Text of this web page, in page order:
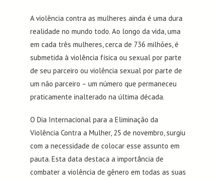
A violência contra as mulheres ainda é uma dura
realidade no mundo todo. Ao longo da vida, uma
em cada três mulheres, cerca de 736 milhões, é
submetida à violência física ou sexual por parte
de seu parceiro ou violência sexual por parte de
um não parceiro – um número que permaneceu
praticamente inalterado na última década.
O Dia Internacional para a Eliminação da
Violência Contra a Mulher, 25 de novembro, surgiu
com a necessidade de colocar esse assunto em
pauta. Esta data destaca a importância de
combater a violência de gênero em todas as suas